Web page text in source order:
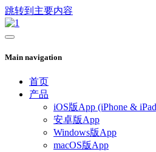
跳转到主要内容
Main navigation
首页
产品
iOS版App (iPhone &
安卓版App
Windows版App
macOS版App